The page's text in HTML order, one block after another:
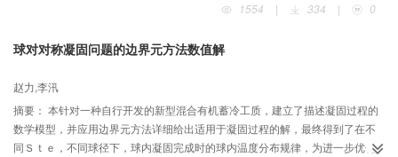
1554
| 334 | 0
球对对称凝固问题的边界元方法数值解
赵力,李汛
摘要： 本针对一种自行开发的新型混合有机蓄冷工质，建立了描述凝固过程的
数学模型，并应用边界元方法详细给出适用于凝固过程的解，最终得到了在不
同Ｓｔｅ，不同球径下，球内凝固完成时的球内温度分布规律，为进一步优化